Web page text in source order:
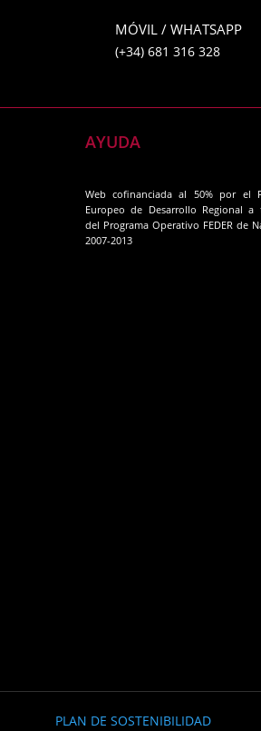
MÓVIL / WHATSAPP
(+34) 681 316 328
AYUDA
Web cofinanciada al 50% por el
Europeo de Desarrollo Regional a
del Programa Operativo FEDER de
2007-2013
PLAN DE SOSTENIBILIDAD